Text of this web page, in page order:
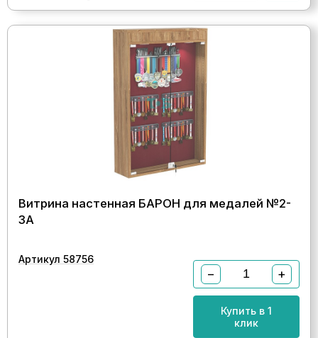
Витрина настенная БАРОН для медалей №2-
3А
Артикул 58756
− +
Купить в 1
клик